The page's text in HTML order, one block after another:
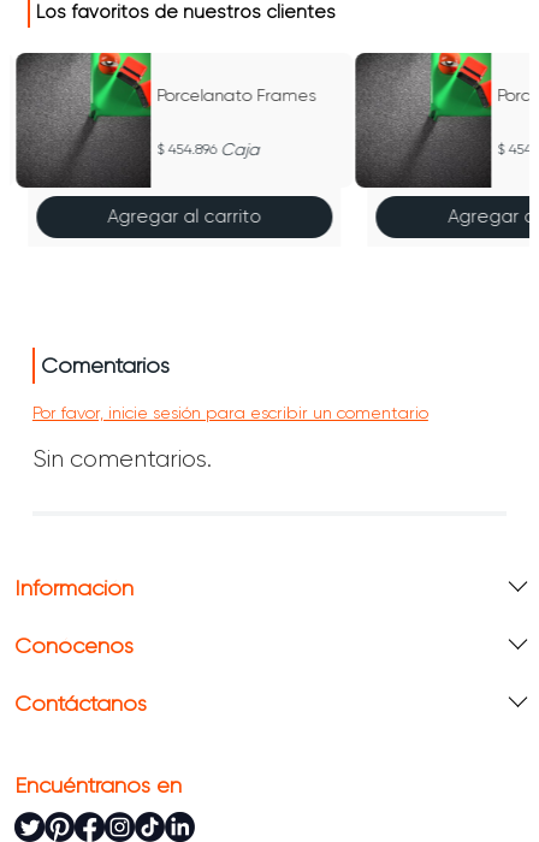
Los favoritos de nuestros clientes
Porcelanato Frames
454.896 Caja
Agregar al carrito Agregar
Comentarios
Por favor, inicie sesión para escribir un comentario
Sin comentarios.
Información
Conócenos
Contáctanos
Encuéntranos en